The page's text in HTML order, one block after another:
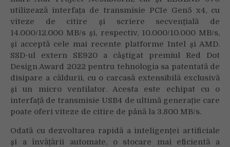
utilizează interfața de transmisie PCIe Gen5 x4, cu
viteze de citire și scriere secvențială de
14.000/12.000 MB/s și, respectiv, 10.000/10.000 MB/s,
și acceptă cele mai recente platforme Intel și AMD.
SSD-ul extern SE920 a câștigat premiul Red Dot
Design Award 2022 pentru tehnologia sa patentată de
disipare a căldurii, cu o carcasă extensibilă exclusivă
și un micro ventilator. Acesta este echipat cu o
interfață de transmisie USB4 de ultimă generație care
poate oferi viteze de citire de până la 3.800 MB/s.
Odată cu dezvoltarea rapidă a inteligenței artificiale
și a învățării automate, o stocare mai eficientă a